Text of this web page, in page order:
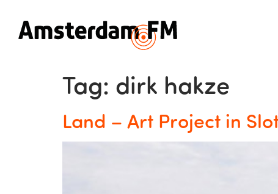
Tag: dirk hakze
Land – Art Project in